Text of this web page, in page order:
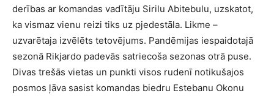
derības ar komandas vadītāju Sirilu Abitebulu, uzskatot,
ka vismaz vienu reizi tiks uz pjedestāla. Likme –
uzvarētaja izvēlēts tetovējums. Pandēmijas iespaidotajā
sezonā Rikjardo padevās satriecoša sezonas otrā puse.
Divas trešās vietas un punkti visos rudenī notikušajos
posmos ļāva sasist komandas biedru Estebanu Okonu